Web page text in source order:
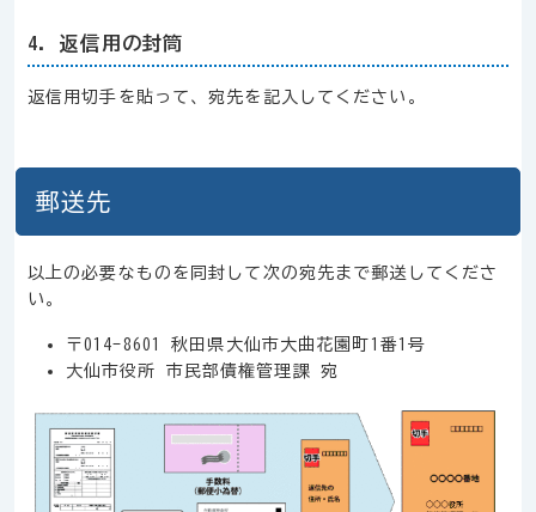
4. 返信用の封筒
返信用切手を貼って、宛先を記入してください。
郵送先
以上の必要なものを同封して次の宛先まで郵送してくださ
い。
〒014-8601 秋田県大仙市大曲花園町1番1号
大仙市役所 市民部債権管理課 宛